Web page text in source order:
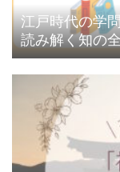
江戸時代の学
読み解く知の